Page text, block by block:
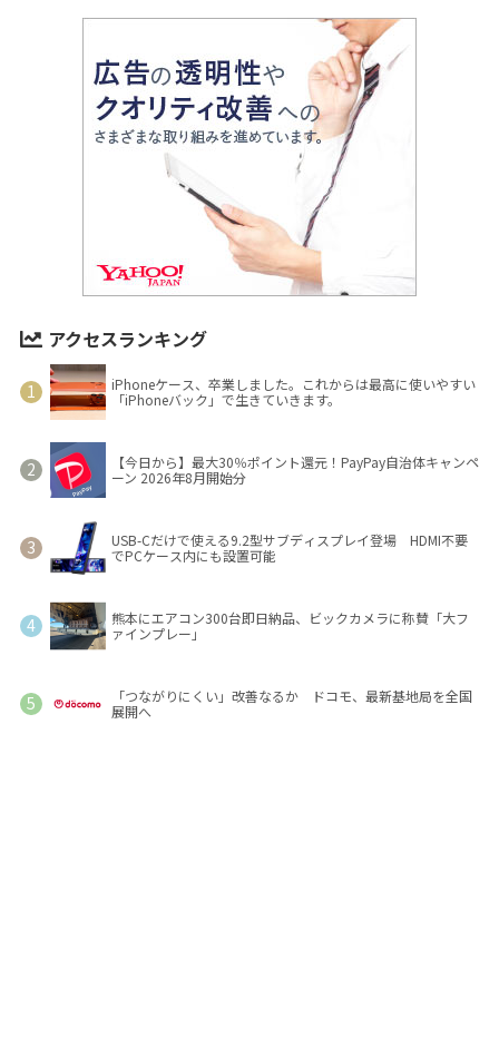
アクセスランキング
iPhoneケース、卒業しました。これからは最高に使いやすい
「iPhoneバック」で生きていきます。
【今日から】最大30％ポイント還元！PayPay自治体キャンペ
ーン 2026年8月開始分
USB-Cだけで使える9.2型サブディスプレイ登場 HDMI不要
でPCケース内にも設置可能
熊本にエアコン300台即日納品、ビックカメラに称賛「大フ
ァインプレー」
「つながりにくい」改善なるか ドコモ、最新基地局を全国
展開へ